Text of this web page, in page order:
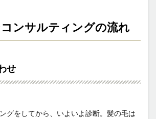
ンサルティングの流れ
せ
グをしてから、いよいよ診断。髪の毛は